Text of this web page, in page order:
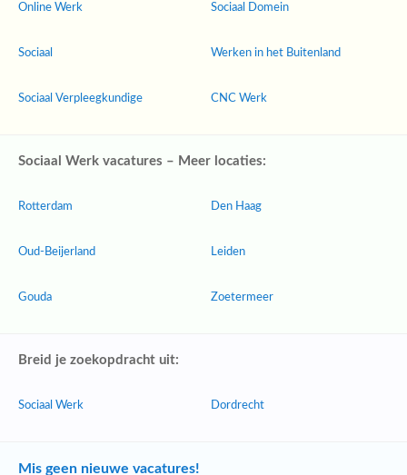
Online Werk
Sociaal
Sociaal Verpleegkundige
Sociaal Domein
Werken in het Buitenland
CNC Werk
Sociaal Werk vacatures – Meer locaties:
Rotterdam
Oud-Beijerland
Gouda
Den Haag
Leiden
Zoetermeer
Breid je zoekopdracht uit:
Sociaal Werk Dordrecht
Mis geen nieuwe vacatures!